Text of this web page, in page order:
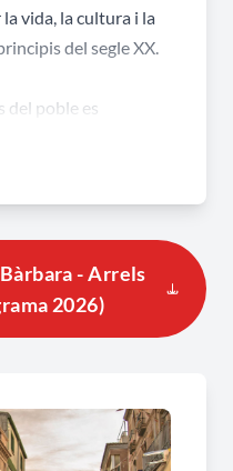
vida, la cultura i la
del segle XX.
del poble es
mercat d’època,
la seva implicació
contribueix a recrear
festa una
- Arrels
2026)